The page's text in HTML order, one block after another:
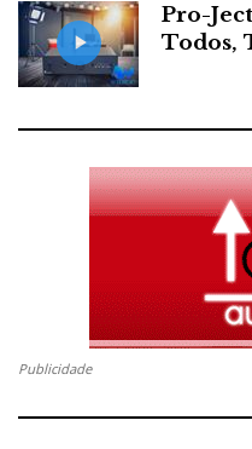
Pro-
Todos,
Publicidade